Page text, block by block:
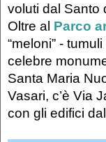
voluti dal Santo
Oltre al Parco
“meloni” -
celebre
Santa Maria
Vasari, c’è Via
con gli edifici